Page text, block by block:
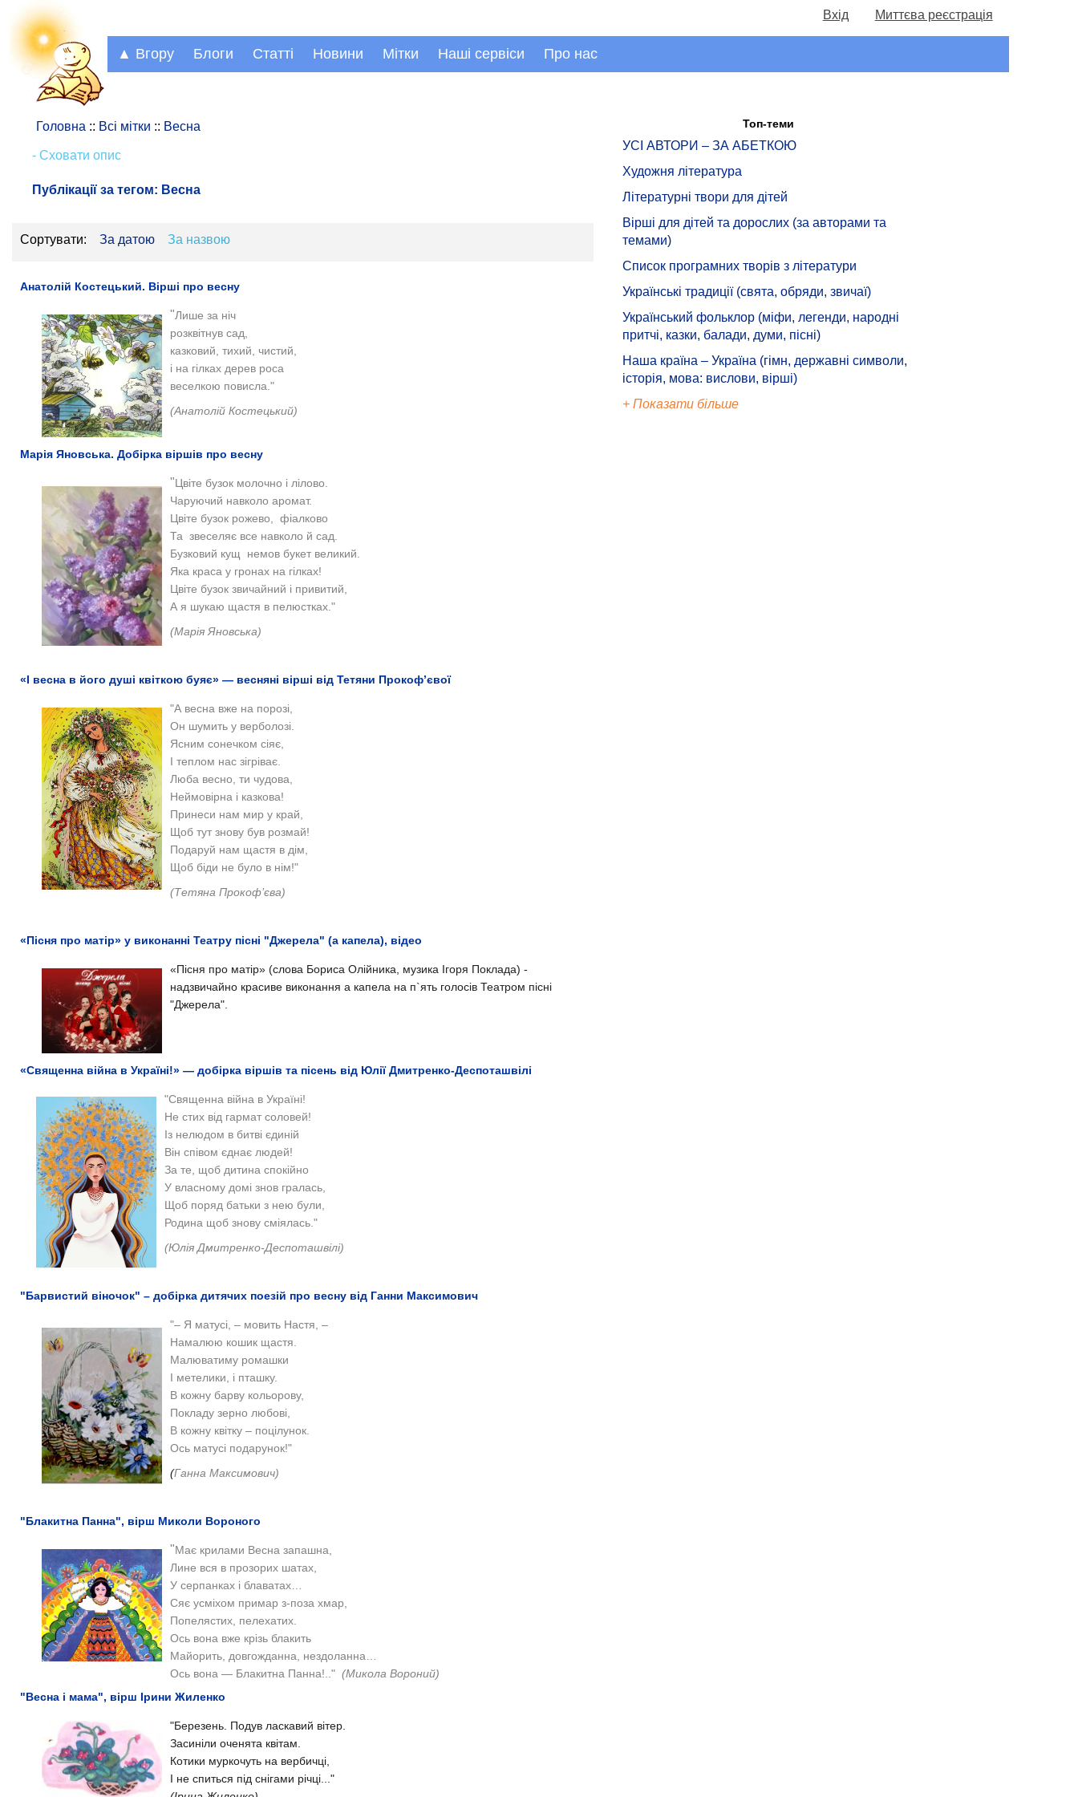
Вхід Миттєва реєстрація
▲ Вгору Блоги Статті Новини Мітки Наші сервіси Про нас
Головна :: Всі мітки :: Весна
- Сховати опис
Публікації за тегом: Весна
Сортувати: За датою За назвою
Анатолій Костецький. Вірші про весну
"Лише за ніч
розквітнув сад,
казковий, тихий, чистий,
і на гілках дерев роса
веселкою повисла."
(Анатолій Костецький)
Марія Яновська. Добірка віршів про весну
"Цвіте бузок молочно і лілово.
Чаруючий навколо аромат.
Цвіте бузок рожево, фіалково
Та звеселяє все навколо й сад.
Бузковий кущ немов букет великий.
Яка краса у гронах на гілках!
Цвіте бузок звичайний і привитий,
А я шукаю щастя в пелюстках."
(Марія Яновська)
«І весна в його душі квіткою буяє» — весняні вірші від Тетяни Прокоф’євої
"А весна вже на порозі,
Он шумить у верболозі.
Ясним сонечком сіяє,
І теплом нас зігріває.
Люба весно, ти чудова,
Неймовірна і казкова!
Принеси нам мир у край,
Щоб тут знову був розмай!
Подаруй нам щастя в дім,
Щоб біди не було в нім!"
(Тетяна Прокоф’єва)
«Пісня про матір» у виконанні Театру пісні "Джерела" (а капела), відео
«Пісня про матір» (слова Бориса Олійника, музика Ігоря Поклада) -
надзвичайно красиве виконання а капела на п`ять голосів Театром пісні
"Джерела".
«Священна вiйна в Украïнi!» — добірка віршів та пісень від Юлiї Дмитренко-Деспоташвiлi
"Священна вiйна в Украïнi!
Не стих вiд гармат соловей!
Iз нелюдом в битвi єдинiй
Вiн спiвом єднає людей!
За те, щоб дитина спокiйно
У власному домi знов гралась,
Щоб поряд батьки з нею були,
Родина щоб знову смiялась."
(Юлiя Дмитренко-Деспоташвiлi)
"Барвистий віночок" – добірка дитячих поезій про весну від Ганни Максимович
"– Я матусі, – мовить Настя, –
Намалюю кошик щастя.
Малюватиму ромашки
І метелики, і пташку.
В кожну барву кольорову,
Покладу зерно любові,
В кожну квітку – поцілунок.
Ось матусі подарунок!"
(Ганна Максимович)
"Блакитна Панна", вірш Миколи Вороного
"Має крилами Весна запашна,
Лине вся в прозорих шатах,
У серпанках і блаватах…
Сяє усміхом примар з-поза хмар,
Попелястих, пелехатих.
Ось вона вже крізь блакить
Майорить, довгожданна, нездоланна…
Ось вона — Блакитна Панна!.." (Микола Вороний)
"Весна і мама", вірш Ірини Жиленко
"Березень. Подув ласкавий вітер.
Засиніли оченята квітам.
Котики муркочуть на вербичці,
І не спиться під снігами річці..."
Топ-теми
УСІ АВТОРИ – ЗА АБЕТКОЮ
Художня література
Літературні твори для дітей
Вірші для дітей та дорослих (за авторами та
темами)
Список програмних творів з літератури
Українські традиції (свята, обряди, звичаї)
Український фольклор (міфи, легенди, народні
притчі, казки, балади, думи, пісні)
Наша країна – Україна (гімн, державні символи,
історія, мова: вислови, вірші)
+ Показати більше